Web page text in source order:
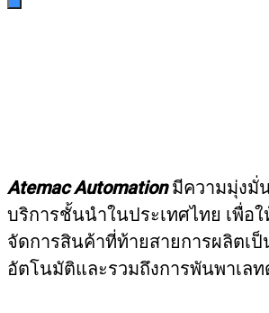
Atemac Automationมีความมุ่งมั่
บริการชั้นนำในประเทศไทย เพื่อ
จัดการสินค้าที่ท้ายสายการผลิตเ
อัตโนมัติและรวมถึงการพันพาเล